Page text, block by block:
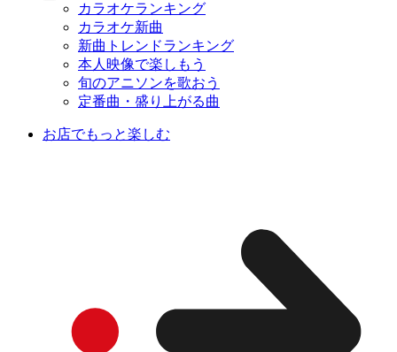
カラオケランキング
カラオケ新曲
新曲トレンドランキング
本人映像で楽しもう
旬のアニソンを歌おう
定番曲・盛り上がる曲
お店でもっと楽しむ